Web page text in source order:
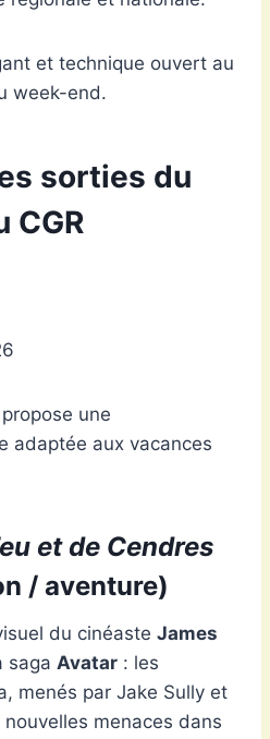
et technique ouvert au
week-end.
sorties du
CGR
propose une
adaptée aux vacances
et de Cendres
/ aventure)
du cinéaste James
saga Avatar : les
menés par Jake Sully et
menaces dans